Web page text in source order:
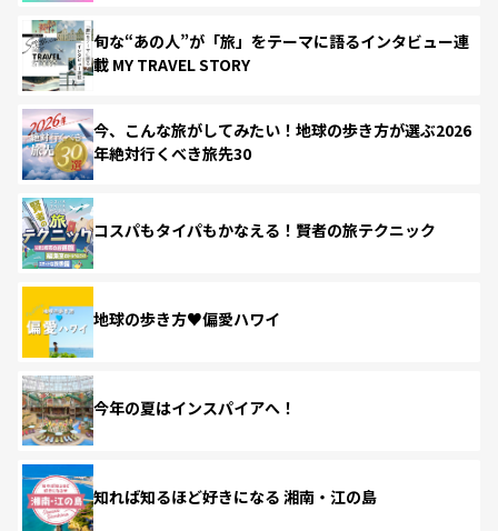
旬な“あの人”が「旅」をテーマに語るインタビュー連
載 MY TRAVEL STORY
今、こんな旅がしてみたい！地球の歩き方が選ぶ2026
年絶対行くべき旅先30
コスパもタイパもかなえる！賢者の旅テクニック
地球の歩き方♥偏愛ハワイ
今年の夏はインスパイアへ！
知れば知るほど好きになる 湘南・江の島